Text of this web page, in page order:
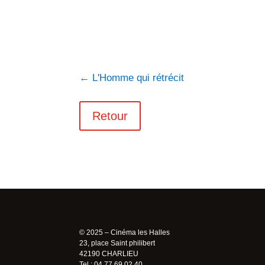
← L'Homme qui rétrécit
Retour
© 2025 – Cinéma les Halles
23, place Saint philibert
42190 CHARLIEU